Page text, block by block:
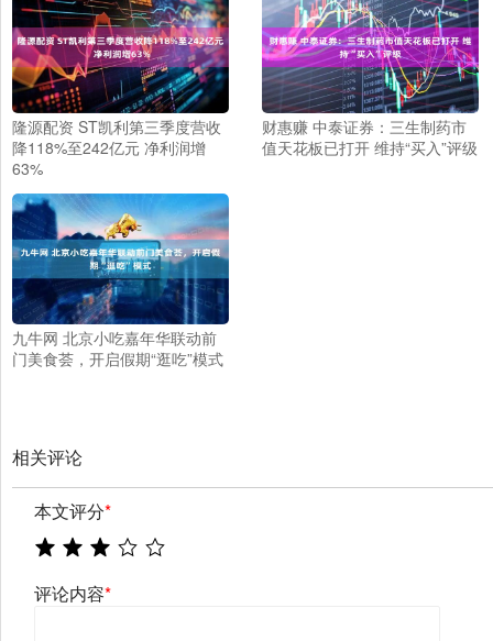
隆源配资 ST凯利第三季度营收
降118%至242亿元 净利润增
63%
财惠赚 中泰证券：三生制药市
值天花板已打开 维持“买入”评级
九牛网 北京小吃嘉年华联动前
门美食荟，开启假期“逛吃”模式
相关评论
本文评分*
评论内容*